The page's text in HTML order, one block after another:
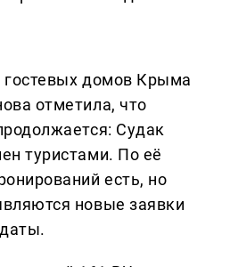
гостевых домов Крыма
отметила, что
Судак
туристами. По её
есть, но
новые заявки